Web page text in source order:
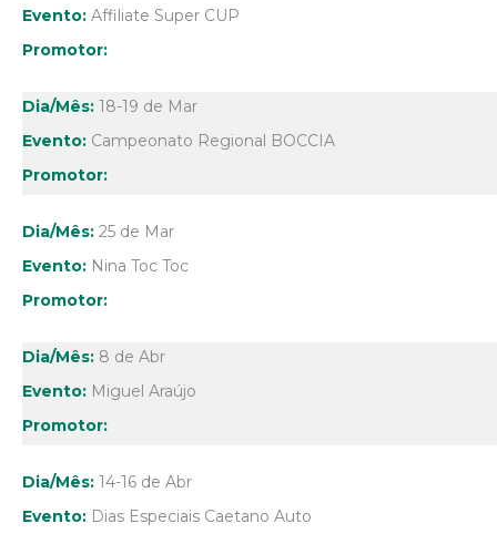
Affiliate Super CUP
18-19 de Mar
Campeonato Regional BOCCIA
25 de Mar
Nina Toc Toc
8 de Abr
Miguel Araújo
14-16 de Abr
Dias Especiais Caetano Auto